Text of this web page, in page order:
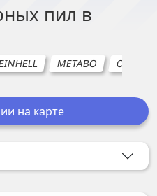
пил в
METABO OASIS
на карте